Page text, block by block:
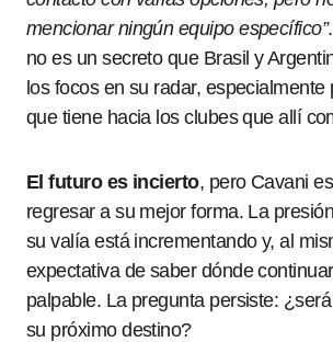
mencionar ningún equipo específico”
no es un secreto que Brasil y
los focos en su radar, especialmente
que tiene hacia los clubes que allí
El futuro es incierto, pero Cavani
regresar a su mejor forma. La
su valía está incrementando y, al
expectativa de saber dónde
palpable. La pregunta persiste:
su próximo destino?